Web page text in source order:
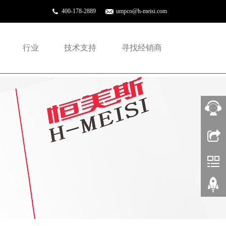
400-178-2889 umpco@h-meisi.com
行业 技术支持 寻找经销商